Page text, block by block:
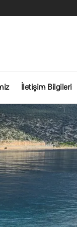
İletişim Bilgileri
örnek davranış
kalitesini